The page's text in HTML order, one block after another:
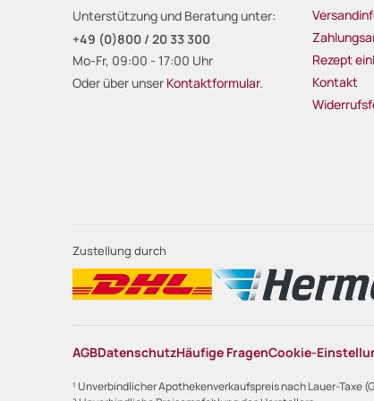
Unterstützung und Beratung unter:
+49 (0)800 / 20 33 300
Mo-Fr, 09:00 - 17:00 Uhr
Oder über unser Kontaktformular.
Rezept
Kontakt
Zustellung durch
AGBDatenschutzHäufige FragenCookie-
¹ Unverbindlicher Apothekenverkaufspreis nach Lauer-Taxe